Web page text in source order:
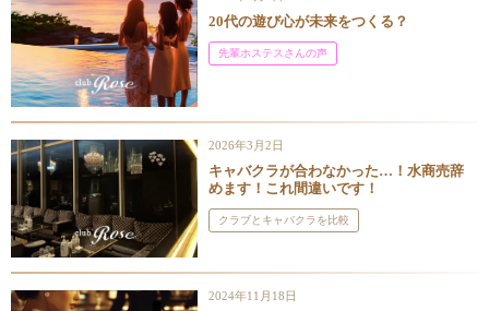
20代の遊び心が未来をつくる？
先輩ホステスさんの声
2026年3月2日
キャバクラが合わなかった…！水商売辞
めます！これ間違いです！
クラブとキャバクラを比較
2024年11月18日